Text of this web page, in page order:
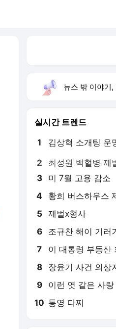
뉴스 밖 이야기, 다
실시간 트렌드
1 김상혁 소개팅 운
2 최성원 백혈병 재
3 미 7월 고용 감소
4 황희 버스하우스
5 재벌x형사
6 조규찬 해이 기러
7 이 대통령 부동산
8 장윤기 사건 의상
9 이런 엿 같은 사랑
10 통영 다찌